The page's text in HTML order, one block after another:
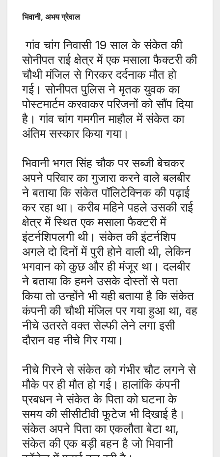
भिवानी, अभय ग्रेवाल
गांव चांग निवासी 19 साल के संकेत की
सोनीपत राई क्षेत्र में एक मसाला फैक्टरी की
चौथी मंजिल से गिरकर दर्दनाक मौत हो
गई। सोनीपत पुलिस ने मृतक युवक का
पोस्टमार्टम करवाकर परिजनों को सौंप दिया
है। गांव चांग गमगीन माहौल में संकेत का
अंतिम सस्कार किया गया।
भिवानी भगत सिंह चौक पर सब्जी बेचकर
अपने परिवार का गुजारा करने वाले बलबीर
ने बताया कि संकेत पॉलिटेक्निक की पढ़ाई
कर रहा था। करीब महिने पहले उसकी राई
क्षेत्र में स्थित एक मसाला फैक्टरी में
इंटर्नशिपलगी थी। संकेत की इंटर्नशिप
अगले दो दिनों में पुरी होने वाली थी, लेकिन
भगवान को कुछ और ही मंजूर था। दलबीर
ने बताया कि हमने उसके दोस्तों से पता
किया तो उन्होंने भी यही बताया है कि संकेत
कंपनी की चौथी मंजिल पर गया हुआ था, वह
नीचे उतरते वक्त सेल्फी लेने लगा इसी
दौरान वह नीचे गिर गया।
नीचे गिरने से संकेत को गंभीर चौट लगने से
मौके पर ही मौत हो गई। हालांकि कंपनी
प्रबधन ने संकेत के पिता को घटना के
समय की सीसीटीवी फूटेज भी दिखाई है।
संकेत अपने पिता का एकलौता बेटा था,
संकेत की एक बड़ी बहन है जो भिवानी